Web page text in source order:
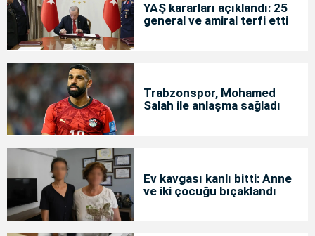
YAŞ kararları açıklandı: 25
general ve amiral terfi etti
Trabzonspor, Mohamed
Salah ile anlaşma sağladı
Ev kavgası kanlı bitti: Anne
ve iki çocuğu bıçaklandı